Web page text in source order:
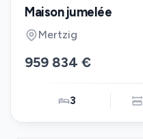
Maison jumelée
Mertzig
959 834 €
3